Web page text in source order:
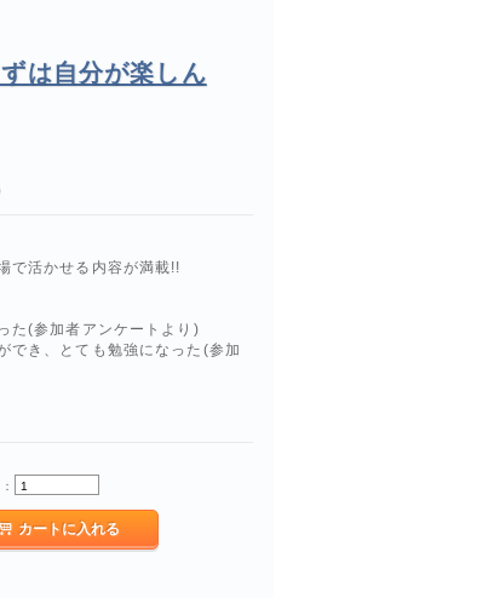
は自分が楽しん
で活かせる内容が満載!!
た(参加者アンケートより)
でき、とても勉強になった(参加